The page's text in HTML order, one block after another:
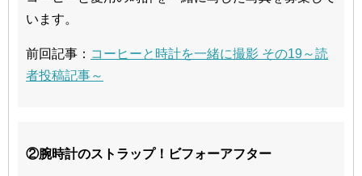
います。
前回記事： コーヒーと時計を一緒に撮影 その19～読
者投稿記事～
②腕時計のストラップ！ビフォーアフター